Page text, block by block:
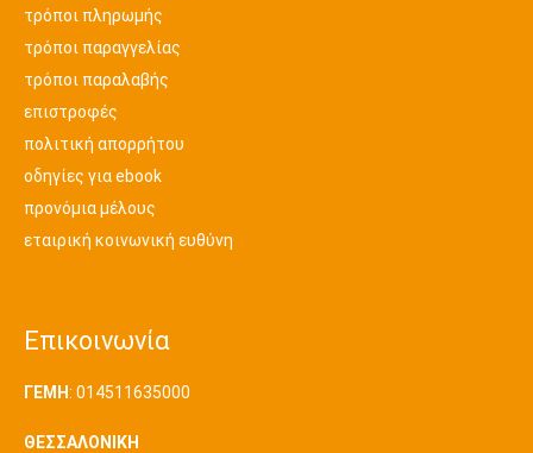
τρόποι πληρωμής
τρόποι παραγγελίας
τρόποι παραλαβής
επιστροφές
πολιτική απορρήτου
οδηγίες για ebook
προνόμια μέλους
εταιρική κοινωνική ευθύνη
Επικοινωνία
ΓΕΜΗ: 014511635000
ΘΕΣΣΑΛΟΝΙΚΗ